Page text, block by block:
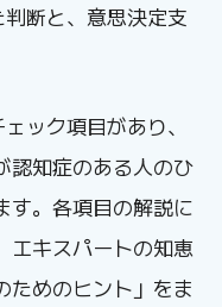
断と、意思決定支
ック項目があり、
認知症のある人のひ
す。各項目の解説に
エキスパートの知恵
ためのヒント」をま